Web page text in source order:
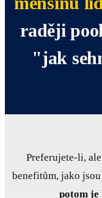
raději
"jak
Preferujete-li,
benefitům, jako
potom je